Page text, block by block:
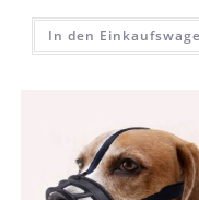
Bewertet mit
5.00 von 5
In den